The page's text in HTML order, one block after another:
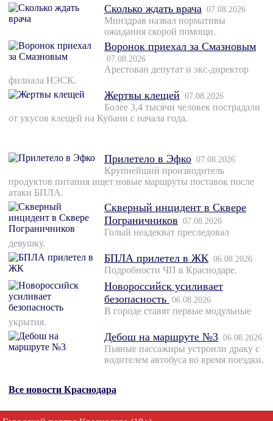
Сколько ждать врача 07.08.2026
Минздрав назвал нормативы
ожидания скорой помощи.
Воронок приехал за Смазновым
07.08.2026
Арестован депутат и экс-директор
филиала НЭСК.
Жертвы клещей 07.08.2026
Более 3,4 тысячи человек пострадали
от укусов клещей на Кубани с начала года.
Прилетело в Эфко 07.08.2026
Крупнейший производитель
продуктов питания ищет новые маршруты поставок после
атаки БПЛА.
Скверный инцидент в Сквере
Пограничников 07.08.2026
Голый неадекват преследовал
девушку.
БПЛА прилетел в ЖК 06.08.2026
Подробности ЧП в Краснодаре.
Новороссийск усиливает
безопасность 06.08.2026
В городе ставят первые модульные
укрытия.
Дебош на маршруте №3 06.08.2026
Пьяные пассажиры устроили драку с
водителем автобуса во время поездки.
Все новости Краснодара